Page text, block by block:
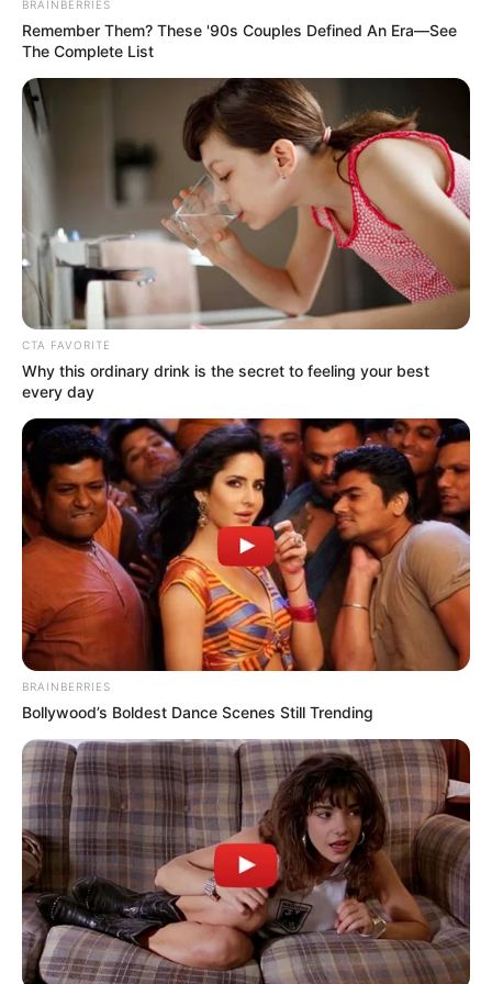
Η Ρωσία κινητοποίησε το πυρηνικό
υποβρύχιο «K-329 Belgorod» για να
δοκιμάσει την...
Δευτέρα, 3 Οκτωβρίου 2022, 12:38
Η Ρωσία κινητοποίησε το πυρηνικό...
ΕΠΙΚΟΙΝΩΝΙΑ ΑΝΩΘΕΝ. ΠΩΣ
ΓΙΝΕΤΑΙ. ΟΔΗΓΙΕΣ ΓΙΑ
ΑΡΧΑΡΙΟΥΣ ΑΛΛΑ ΚΑΙ
ΣΥΜΒΟΥΛΕΣ ΓΙΑ
ΠΡΟΧΩΡΗΜΕΝΟΥΣ.
Από το 1867 ξέρουν ότι η
Ελλάδα έχει πολύ πετρέλαιο
σύμφωνα με...
Η Moderna μηνύει τους
Η omertà της Covid
BRAINBERRIES
Remember Them? These '90s Couples Defined An Era—See
The Complete List
CTA FAVORITE
Why this ordinary drink is the secret to feeling your best
every day
BRAINBERRIES
Bollywood’s Boldest Dance Scenes Still Trending